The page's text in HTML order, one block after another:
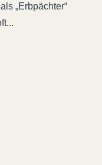
„Erbpächter“